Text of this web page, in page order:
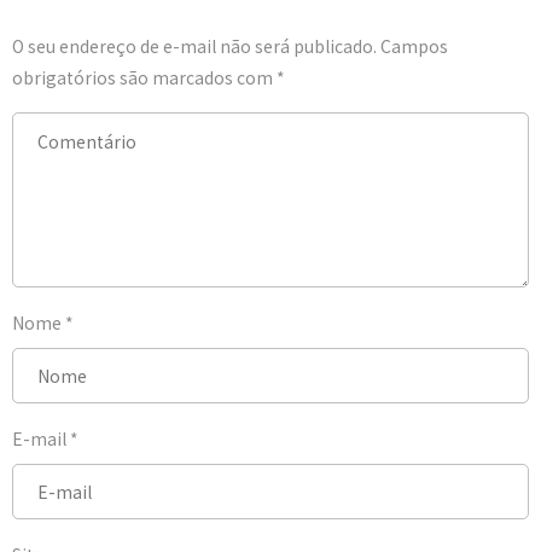
O seu endereço de e-mail não será publicado. Campos
obrigatórios são marcados com *
Nome *
E-mail *